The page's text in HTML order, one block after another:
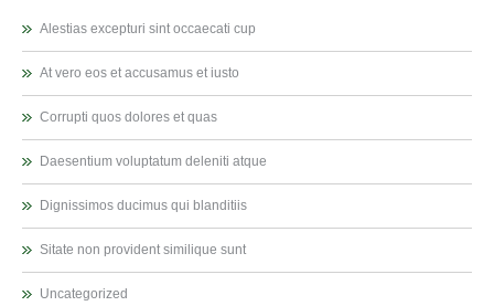
Alestias excepturi sint occaecati cup
At vero eos et accusamus et iusto
Corrupti quos dolores et quas
Daesentium voluptatum deleniti atque
Dignissimos ducimus qui blanditiis
Sitate non provident similique sunt
Uncategorized